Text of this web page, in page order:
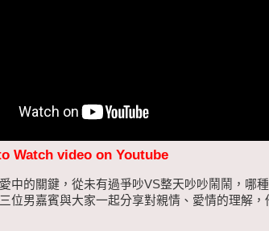
Watch video on Youtube
中的關鍵，從未有過爭吵VS整天吵吵鬧鬧，哪
位男嘉賓與大家一起分享對親情、愛情的理解，